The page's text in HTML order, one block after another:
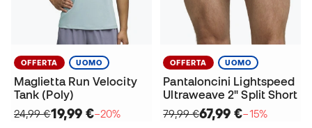
OFFERTA UOMO
Maglietta Run Velocity
Tank (Poly)
24,99 €19,99 €−20%
OFFERTA UOMO
Pantaloncini Lightspeed
Ultraweave 2" Split Short
79,99 €67,99 €−15%